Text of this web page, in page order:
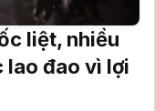
liệt, nhiều
lao đao vì lợi